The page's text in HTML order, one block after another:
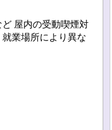
屋内の受動喫煙対
業場所により異な